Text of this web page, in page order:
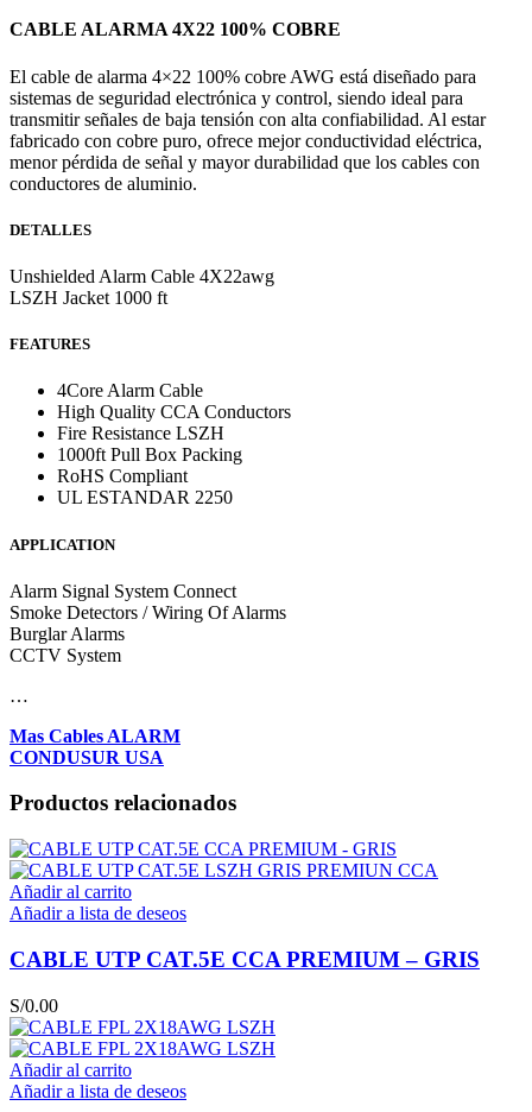
CABLE ALARMA 4X22 100% COBRE
El cable de alarma 4×22 100% cobre AWG está diseñado para
sistemas de seguridad electrónica y control, siendo ideal para
transmitir señales de baja tensión con alta confiabilidad. Al estar
fabricado con cobre puro, ofrece mejor conductividad eléctrica,
menor pérdida de señal y mayor durabilidad que los cables con
conductores de aluminio.
DETALLES
Unshielded Alarm Cable 4X22awg
LSZH Jacket 1000 ft
FEATURES
4Core Alarm Cable
High Quality CCA Conductors
Fire Resistance LSZH
1000ft Pull Box Packing
RoHS Compliant
UL ESTANDAR 2250
APPLICATION
Alarm Signal System Connect
Smoke Detectors / Wiring Of Alarms
Burglar Alarms
CCTV System
…
Mas Cables ALARM
CONDUSUR USA
Productos relacionados
Añadir al carrito
Añadir a lista de deseos
CABLE UTP CAT.5E CCA PREMIUM – GRIS
S/0.00
Añadir al carrito
Añadir a lista de deseos